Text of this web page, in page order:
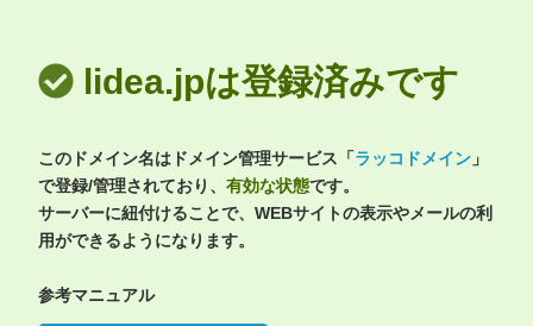
lidea.jpは登録済みです
このドメイン名はドメイン管理サービス「ラッコドメイン 」
で登録/管理されており、 有効な状態です。
サーバーに紐付けることで、WEBサイトの表示やメールの利
用ができるようになります。
参考マニュアル